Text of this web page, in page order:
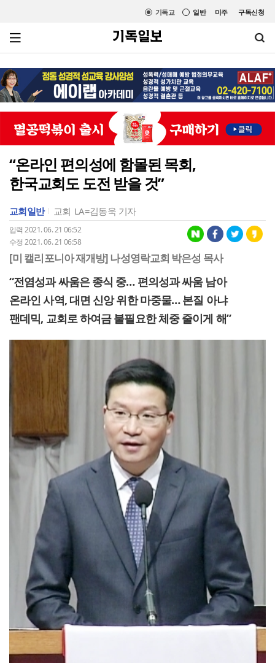
미주 구독신청
일반
기독교
“온라인 편의성에 함몰된 목회,
한국교회도 도전 받을 것”
교회일반 교회 LA=김동욱 기자
입력 2021. 06. 21 06:52
수정 2021. 06. 21 06:58
[미 캘리포니아 재개방] 나성영락교회 박은성 목사
“전염성과 싸움은 종식 중… 편의성과 싸움 남아
온라인 사역, 대면 신앙 위한 마중물… 본질 아냐
팬데믹, 교회로 하여금 불필요한 체중 줄이게 해”